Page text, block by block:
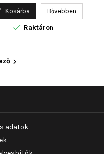
Kosárba Bővebben
 Raktáron

adatok